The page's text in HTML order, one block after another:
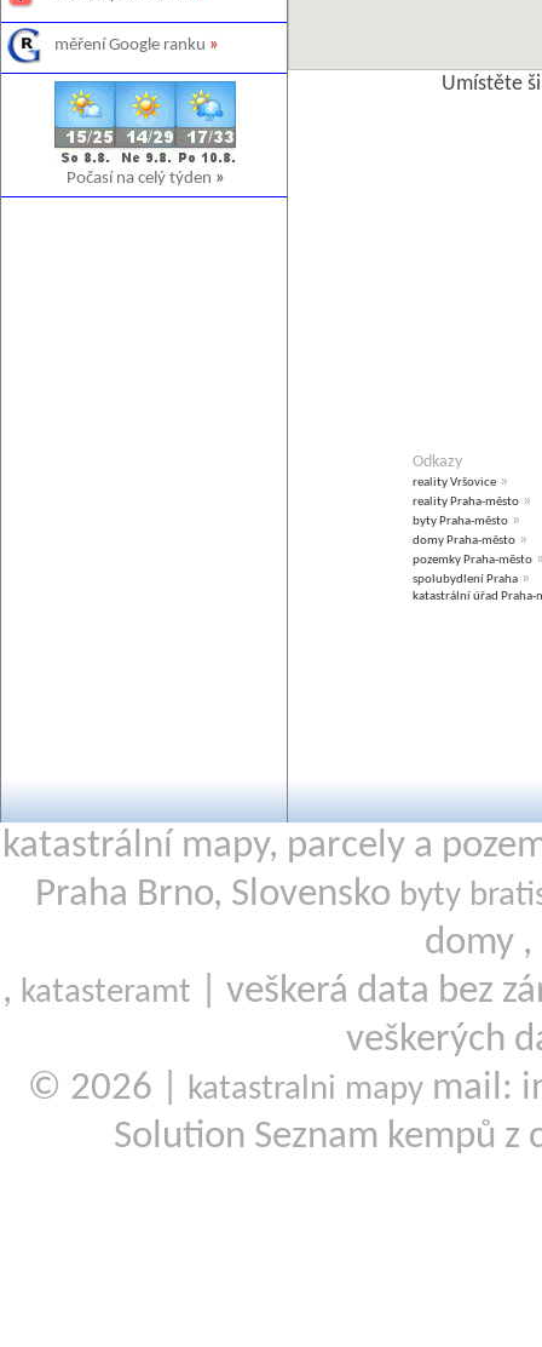
měření Google ranku »
Počasí na celý týden »
Umístěte
Odkazy
reality Vršovice »
reality Praha-město »
byty Praha-město »
domy Praha-město »
pozemky Praha-město
spolubydlení Praha »
katastrální úřad Praha-
katastrální mapy, parcely a
Praha Brno, Slovensko byty
domy ,
, katasteramt
| veškerá data bez
veškerých
© 2026 |
katastralni mapy mail:
Solution Seznam kempů z